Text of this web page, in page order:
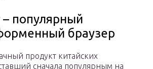
– популярный
браузер
продукт китайских
сначала популярным на